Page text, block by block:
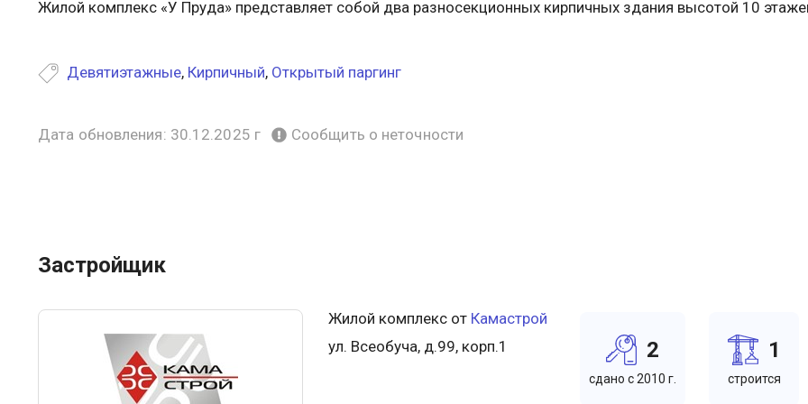
Жилой комплекс «У Пруда» представляет собой два разносекционных кирпичных здания высотой 10
Девятиэтажные, Кирпичный, Открытый паргинг
Дата обновления: 30.12.2025 г Сообщить о неточности
Застройщик
Жилой комплекс от Камастрой
ул. Всеобуча, д.99, корп.1
2
cдано c 2010 г.
1
cтроится